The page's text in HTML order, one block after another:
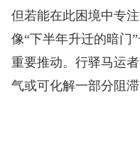
但若能在此困境中专
像“下半年升迁的暗门
重要推动。行驿马运
气或可化解一部分阻